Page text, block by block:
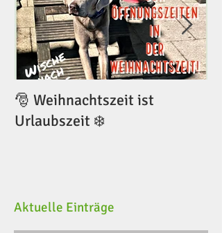
🎅 Weihnachtszeit ist
Urlaubszeit ❄️
Aktuelle Einträge